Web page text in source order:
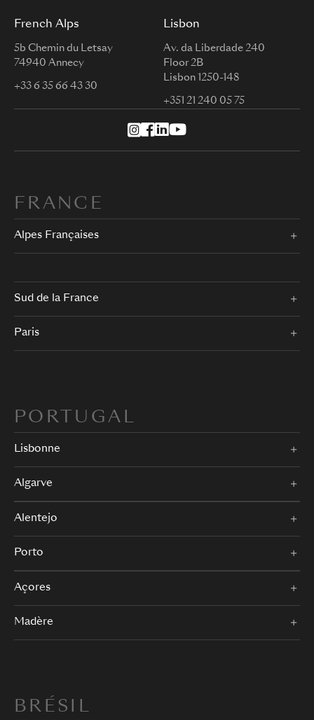
French Alps
5b Chemin du Letsay
74940 Annecy
+33 6 35 66 43 30
Lisbon
Av. da Liberdade 240
Floor 2B
Lisbon 1250-148
+351 21 240 05 75
FRANCE
Alpes Françaises
Sud de la France
Paris
PORTUGAL
Lisbonne
Algarve
Alentejo
Porto
Açores
Madère
BRÉSIL